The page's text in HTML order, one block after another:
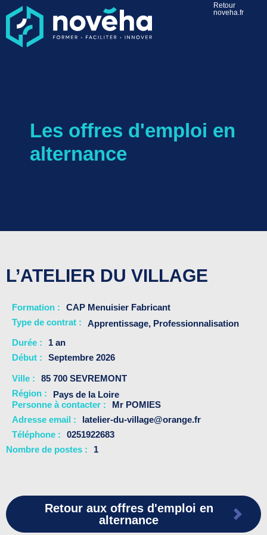
Retour
noveha.fr
Les offres d'emploi en
alternance
L’ATELIER DU VILLAGE
Formation
CAP Menuisier Fabricant
Type de contrat :
Apprentissage, Professionnalisation
Durée
1 an
Début
Septembre 2026
Ville
85 700 SEVREMONT
Région :
Pays de la Loire
Personne à contacter
Mr POMIES
Adresse email
latelier-du-village@orange.fr
Téléphone
0251922683
Nombre de postes
1
Retour aux offres d'emploi en
alternance